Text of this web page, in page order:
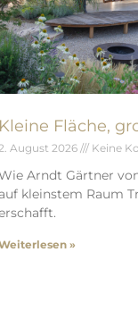
Kleine Fläche,
August 2026 Keine
Arndt Gärtner
auf kleinstem Raum
»